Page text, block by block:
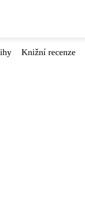
Knižní recenze